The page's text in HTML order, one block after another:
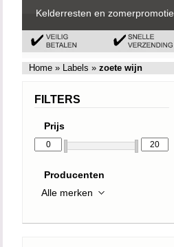
Kelderresten en
Home » Labels » zoete wijn
FILTERS
Prijs
Producenten